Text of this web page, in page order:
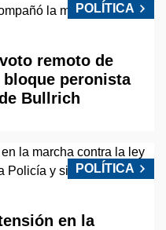
POLÍTICA
remoto de
bloque peronista
Bullrich
POLÍTICA
en la